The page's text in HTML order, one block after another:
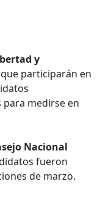
y
participarán en
para medirse en
Nacional
fueron
de marzo.